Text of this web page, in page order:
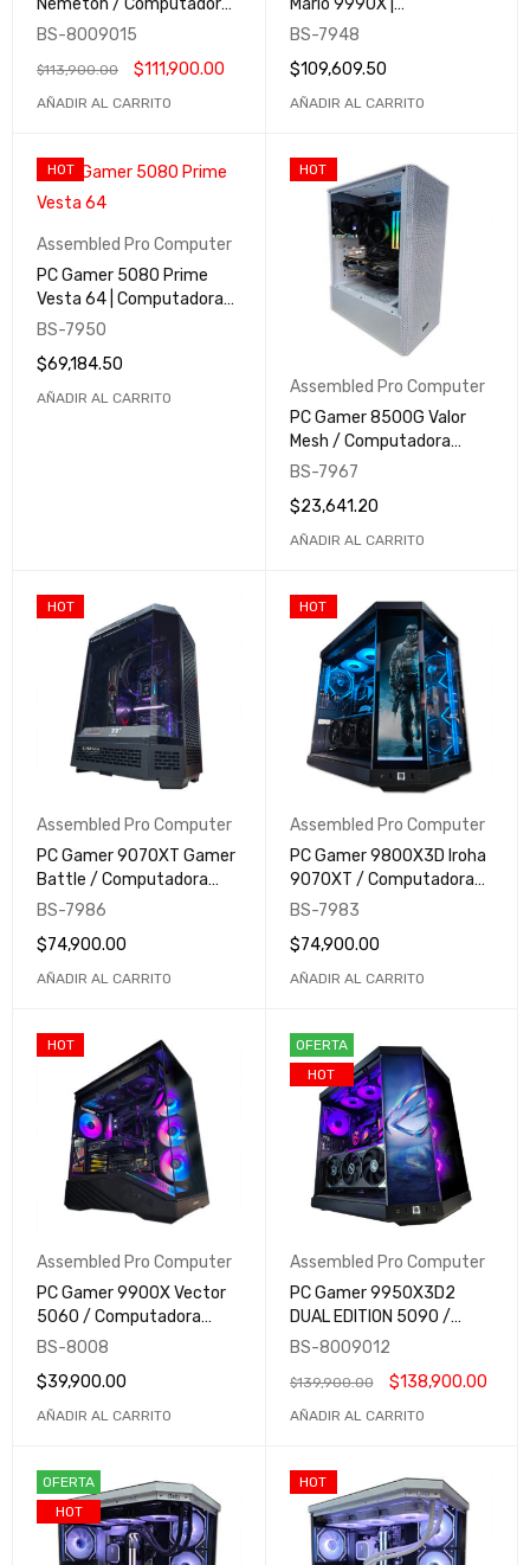
Gamer y Profesional /
BS-8009015
$113,900.00 $111,900.00
AÑADIR AL CARRITO
Computadora Gamer y
Pro Computer
BS-7948
$109,609.50
AÑADIR AL CARRITO
HOT
Assembled Pro Computer
PC Gamer 5080 Prime
Vesta 64 | Computadora
Gamer y Profesional |
BS-7950
$69,184.50
AÑADIR AL CARRITO
HOT
Assembled Pro Computer
PC Gamer 8500G Valor
Mesh / Computadora
Gamer y Profesional /
BS-7967
$23,641.20
AÑADIR AL CARRITO
HOT
Assembled Pro Computer
PC Gamer 9070XT Gamer
Battle / Computadora
Gamer y Profesional /
BS-7986
$74,900.00
AÑADIR AL CARRITO
HOT
Assembled Pro Computer
PC Gamer 9800X3D Iroha
9070XT / Computadora
Gamer y Profesional /
BS-7983
$74,900.00
AÑADIR AL CARRITO
HOT
Assembled Pro Computer
PC Gamer 9900X Vector
5060 / Computadora
Gamer y Profesional /
BS-8008
$39,900.00
AÑADIR AL CARRITO
OFERTA
HOT
Assembled Pro Computer
PC Gamer 9950X3D2
DUAL EDITION 5090 /
Computadora Gamer y
Pro Computer
BS-8009012
$139,900.00 $138,900.00
AÑADIR AL CARRITO
OFERTA
HOT
HOT